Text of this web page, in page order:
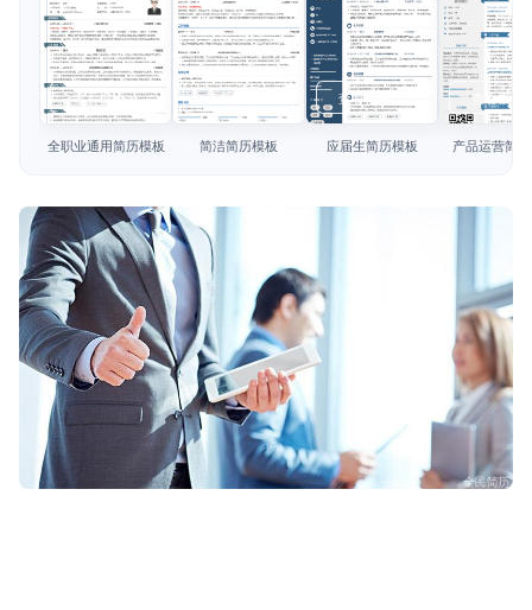
AI 职场工具 New
简历模板
简历教程
查看模板
全职业通用简历模板
查看模板
简洁简历模板
查看模板
应届生简历模板
查看模板
产品运营简